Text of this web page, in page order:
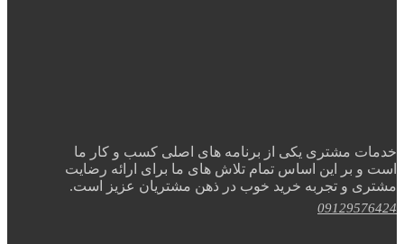
خدمات مشتری یکی از برنامه های اصلی کسب و کار ما
است و بر این اساس تمام تلاش های ما برای ارائه رضایت
مشتری و تجربه خرید خوب در ذهن مشتریان عزیز است.
09129576424